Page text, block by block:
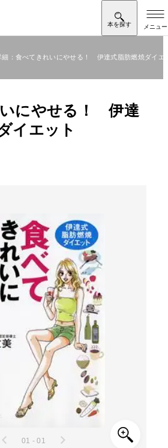
細：食べてきれいにやせる！ 伊達式脂肪燃焼ダイエ
にやせる！ 伊達
イエット
01 - 01